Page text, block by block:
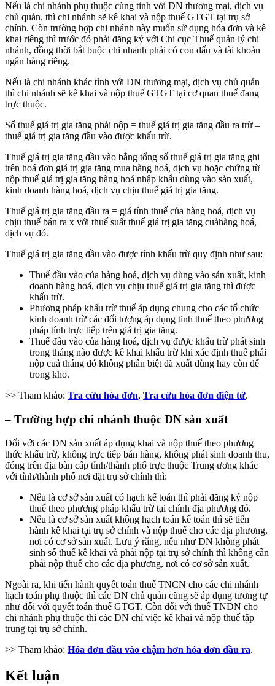
Nếu là chi nhánh phụ thuộc cùng tỉnh với DN thương mại, dịch vụ
chủ quản, thì chi nhánh sẽ kê khai và nộp thuế GTGT tại trụ sở
chính. Còn trường hợp chi nhánh này muốn sử dụng hóa đơn và kê
khai riêng thì trước đó phải đăng ký với Chi cục Thuế quản lý chi
nhánh, đồng thời bắt buộc chi nhanh phải có con dấu và tài khoản
ngân hàng riêng.
Nếu là chi nhánh khác tỉnh với DN thương mại, dịch vụ chủ quản
thì chi nhánh sẽ kê khai và nộp thuế GTGT tại cơ quan thuế đang
trực thuộc.
Số thuế giá trị gia tăng phải nộp = thuế giá trị gia tăng đầu ra trừ –
thuế giá trị gia tăng đầu vào được khấu trừ.
Thuế giá trị gia tăng đầu vào bằng tổng số thuế giá trị gia tăng ghi
trên hoá đơn giá trị gia tăng mua hàng hoá, dịch vụ hoặc chứng từ
nộp thuế giá trị gia tăng hàng hoá nhập khẩu dùng vào sản xuất,
kinh doanh hàng hoá, dịch vụ chịu thuế giá trị gia tăng.
Thuế giá trị gia tăng đầu ra = giá tính thuế của hàng hoá, dịch vụ
chịu thuế bán ra x với thuế suất thuế giá trị gia tăng cuảhàng hoá,
dịch vụ đó.
Thuế giá trị gia tăng đầu vào được tính khấu trừ quy định như sau:
Thuế đầu vào của hàng hoá, dịch vụ dùng vào sản xuất, kinh
doanh hàng hoá, dịch vụ chịu thuế giá trị gia tăng thì được
khấu trừ.
Phương pháp khấu trừ thuế áp dụng chung cho các tổ chức
kinh doanh trừ các đối tượng áp dụng tinh thuế theo phương
pháp tính trực tiếp trên giá trị gia tăng.
Thuế đầu vào của hàng hoá, dịch vụ được khấu trừ phát sinh
trong tháng nào được kê khai khấu trừ khi xác định thuế phải
nộp cuả tháng đó không phân biệt đã xuất dùng hay còn để
trong kho.
>> Tham khảo: Tra cứu hóa đơn, Tra cứu hóa đơn điện tử.
– Trường hợp chi nhánh thuộc DN sản xuất
Đối với các DN sản xuất áp dụng khai và nộp thuế theo phương
thức khấu trừ, không trực tiếp bán hàng, không phát sinh doanh thu,
đóng trên địa bàn cấp tỉnh/thành phố trực thuộc Trung ương khác
với tỉnh/thành phố nơi đặt trụ sở chính thì:
Nếu là cơ sở sản xuất có hạch kế toán thì phải đăng ký nộp
thuế theo phương pháp khấu trừ tại chính địa phương đó.
Nếu là cơ sở sản xuất không hạch toán kế toán thì sẽ tiến
hành kê khai tại trụ sở chính và nộp thuế cho các địa phương,
nơi có cơ sở sản xuất. Lưu ý rằng, nếu như DN không phát
sinh số thuế kê khai và phải nộp tại trụ sở chính thì không cần
phải nộp thuế cho các địa phương, nơi có cơ sở sản xuất.
Ngoài ra, khi tiến hành quyết toán thuế TNCN cho các chi nhánh
hạch toán phụ thuộc thì các DN chủ quản cũng sẽ áp dụng tương tự
như đối với quyết toán thuế GTGT. Còn đối với thuế TNDN cho
chi nhánh phụ thuộc thì các DN chỉ việc kê khai và nộp thuế tập
trung tại trụ sở chính.
>> Tham khảo: Hóa đơn đầu vào chậm hơn hóa đơn đầu ra.
Kết luận